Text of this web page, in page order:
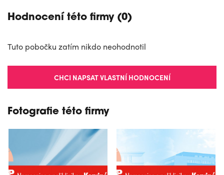
Hodnocení této firmy (0)
Tuto pobočku zatím nikdo neohodnotil
CHCI NAPSAT VLASTNÍ HODNOCENÍ
Fotografie této firmy